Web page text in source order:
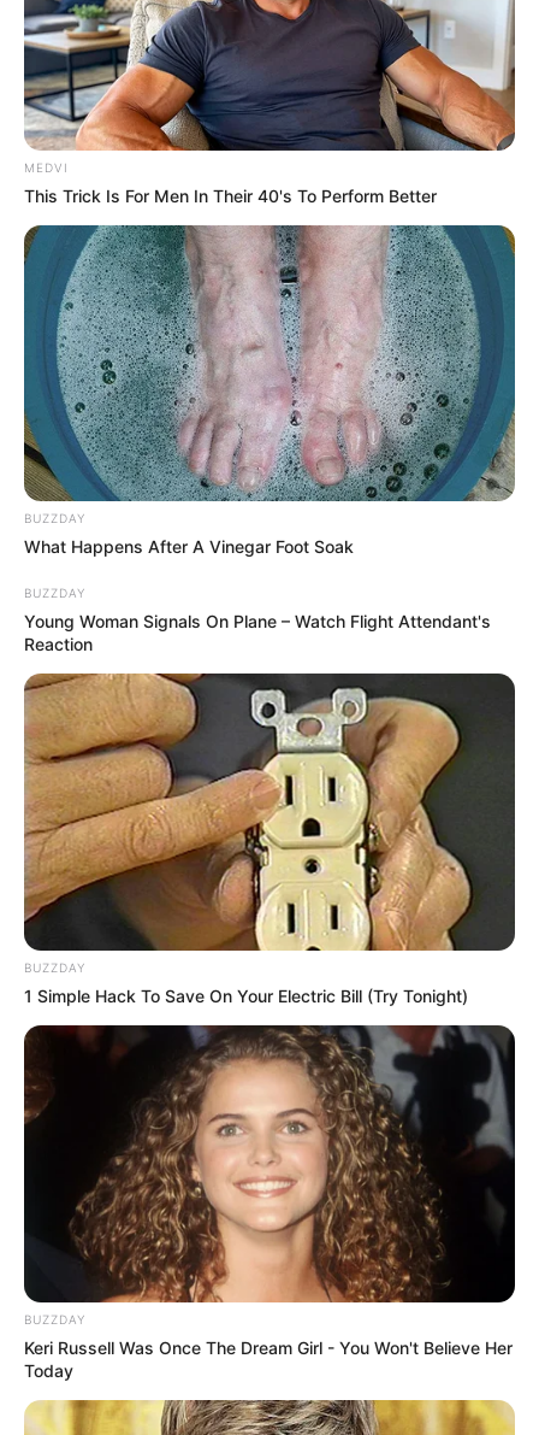
zdj. Warner Bros.
OBSERWUJ NAS W GOOGLE NEWS, BY BYĆ NA
BIEŻĄCO!
Tagi: Człowiek Zagadka DC Filmy
Mroczny
Rycerz
Muzyka filmowa Riddler The Batman
MEDVI
This Trick Is For Men In Their 40's To Perform Better
BUZZDAY
What Happens After A Vinegar Foot Soak
BUZZDAY
Young Woman Signals On Plane – Watch Flight Attendant's
Reaction
BUZZDAY
1 Simple Hack To Save On Your Electric Bill (Try Tonight)
BUZZDAY
Keri Russell Was Once The Dream Girl - You Won't Believe Her
Today